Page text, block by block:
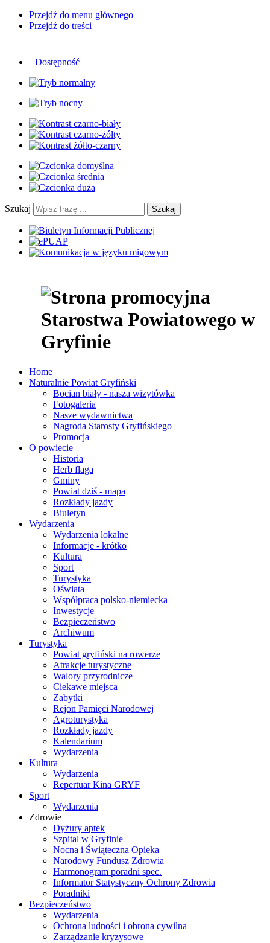
Przejdź do menu głównego
Przejdź do treści
Dostępność
Szukaj Szukaj
Home
Naturalnie Powiat Gryfiński
Bocian biały - nasza wizytówka
Fotogaleria
Nasze wydawnictwa
Nagroda Starosty Gryfińskiego
Promocja
O powiecie
Historia
Herb flaga
Gminy
Powiat dziś - mapa
Rozkłady jazdy
Biuletyn
Wydarzenia
Wydarzenia lokalne
Informacje - krótko
Kultura
Sport
Turystyka
Oświata
Współpraca polsko-niemiecka
Inwestycje
Bezpieczeństwo
Archiwum
Turystyka
Powiat gryfiński na rowerze
Atrakcje turystyczne
Walory przyrodnicze
Ciekawe miejsca
Zabytki
Rejon Pamięci Narodowej
Agroturystyka
Rozkłady jazdy
Kalendarium
Wydarzenia
Kultura
Wydarzenia
Repertuar Kina GRYF
Sport
Wydarzenia
Zdrowie
Dyżury aptek
Szpital w Gryfinie
Nocna i Świąteczna Opieka
Narodowy Fundusz Zdrowia
Harmonogram poradni spec.
Informator Statystyczny Ochrony Zdrowia
Poradniki
Bezpieczeństwo
Wydarzenia
Ochrona ludności i obrona cywilna
Zarządzanie kryzysowe